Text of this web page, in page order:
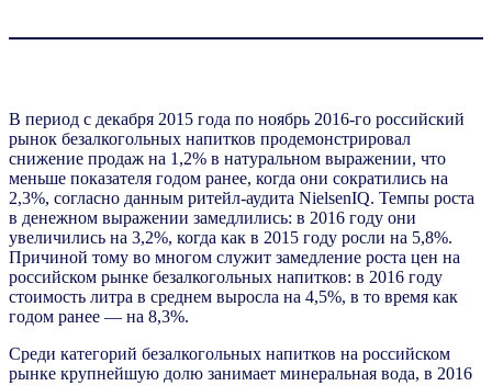
В период с декабря 2015 года по ноябрь 2016-го российский
рынок безалкогольных напитков продемонстрировал
снижение продаж на 1,2% в натуральном выражении, что
меньше показателя годом ранее, когда они сократились на
2,3%, согласно данным ритейл-аудита NielsenIQ. Темпы роста
в денежном выражении замедлились: в 2016 году они
увеличились на 3,2%, когда как в 2015 году росли на 5,8%.
Причиной тому во многом служит замедление роста цен на
российском рынке безалкогольных напитков: в 2016 году
стоимость литра в среднем выросла на 4,5%, в то время как
годом ранее — на 8,3%.
Среди категорий безалкогольных напитков на российском
рынке крупнейшую долю занимает минеральная вода, в 2016